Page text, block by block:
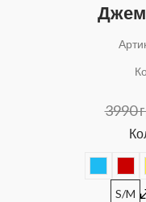
3990
S/M